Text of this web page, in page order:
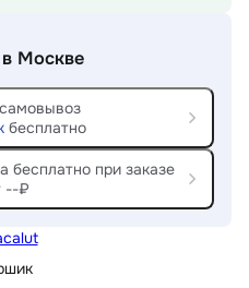
в Москве
самовывоз
бесплатно
бесплатно при заказе
--₽